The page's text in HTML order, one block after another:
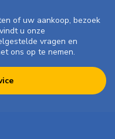
of uw aankoop, bezoek
u onze
vragen en
ons op te nemen.